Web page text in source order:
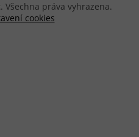
. Všechna práva vyhrazena.
cookies